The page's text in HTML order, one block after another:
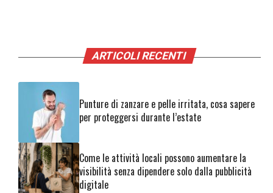
ARTICOLI RECENTI
Punture di zanzare e pelle irritata, cosa sapere
per proteggersi durante l’estate
Come le attività locali possono aumentare la
visibilità senza dipendere solo dalla pubblicità
digitale